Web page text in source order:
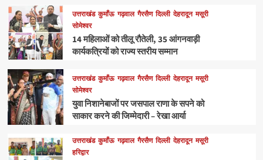
उत्तराखंड कुमाँऊ गढ़वाल गैरसैण दिल्ली देहरादून मसूरी
सोमेश्वर
14 महिलाओं को तीलू रौतेली, 35 आंगनवाड़ी
कार्यकत्रियों को राज्य स्तरीय सम्मान
उत्तराखंड कुमाँऊ गढ़वाल गैरसैण दिल्ली देहरादून मसूरी
सोमेश्वर
युवा निशानेबाजों पर जसपाल राणा के सपने को
साकार करने की जिम्मेदारी – रेखा आर्या
उत्तराखंड कुमाँऊ गढ़वाल गैरसैण दिल्ली देहरादून मसूरी
हरिद्वार